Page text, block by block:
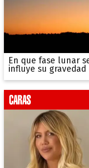
En que fase lunar
influye su gravedad